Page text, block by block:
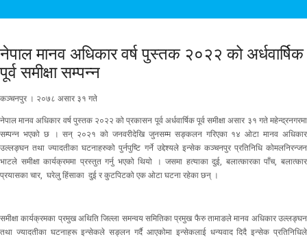
नेपाल मानव अधिकार वर्ष पुस्तक २०२२ को अर्धवार्षिक
पूर्व समीक्षा सम्पन्न
कञ्चनपुर । २०७८ असार ३१ गते
नेपाल मानव अधिकार वर्ष पुस्तक २०२२ को प्रकासन पूर्व अर्धवार्षिक पूर्व समीक्षा असार ३१ गते महेन्द्रनगरमा
सम्पन्न भएको छ । सन् २०२१ को जनवरीदेखि जुनसम्म सङ्कलन गरिएका १४ ओटा मानव अधिकार
उल्लङ्घन तथा ज्यादतीका घटनाहरुको पुर्नपुष्टि गर्ने उद्देश्यले इन्सेक कञ्चनपुर प्रतिनिधि कोमलनिरन्जन
भाटले समीक्षा कार्यक्रममा प्रस्तुत गर्नु भएको थियो । जसमा हत्याका दुई, बलात्कारका पाँच, बलात्कार
प्रयासका चार, घरेलु हिंसाका दुई र कुटपिटको एक ओटा घटना रहेका छन् ।
समीक्षा कार्यक्रमका प्रमुख अथिति जिल्ला समन्वय समितिका प्रमुख फैरु तामाङले मानव अधिकार उल्लङ्घन
तथा ज्यादतीका घटनाहरू इन्सेकले सङ्लन गर्दै आएकोमा इन्सेकलाई धन्यवाद दिदै इन्सेक प्रतिनिधिले